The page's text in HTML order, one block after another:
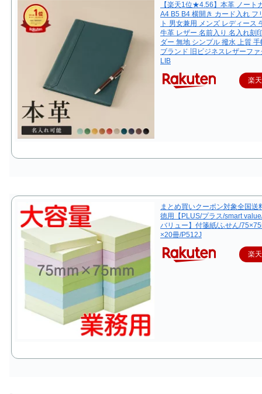
【楽天1位★4.56】本革 ノート
A4 B5 B4 横開き カード入れ フ
ト 男女兼用 メンズ レディース
牛革 レザー 名前入り 名入れ刻
ダー 無地 シンプル 撥水 上質
ブランド 旧ビジネスレザーフ
LIB
楽
まとめ買いクーポン対象全国送
徳用【PLUS/プラス/smart
バリュー】付箋紙/ふせん/
×20冊/P512J
楽